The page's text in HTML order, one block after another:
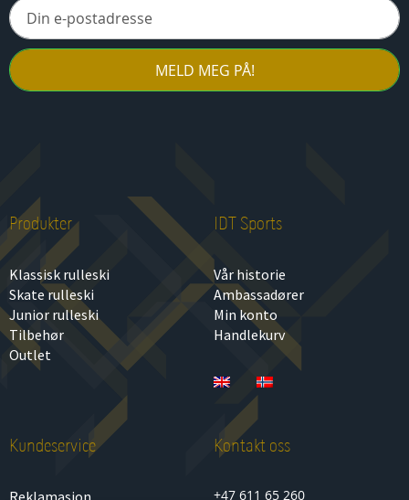
MELD MEG PÅ!
Produkter
Klassisk rulleski
Skate rulleski
Junior rulleski
Tilbehør
Outlet
IDT Sports
Vår historie
Ambassadører
Min konto
Handlekurv
Kundeservice
Reklamasjon
Kontakt oss
+47 611 65 260